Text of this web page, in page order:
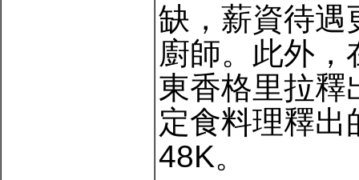
缺，薪資待遇
廚師。此外，
東香格里拉釋
定食料理釋出
48K。